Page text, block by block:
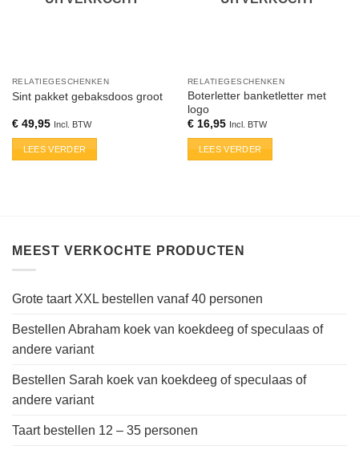
RELATIEGESCHENKEN
Sint pakket gebaksdoos groot
€49,95 Incl. BTW
LEES VERDER
RELATIEGESCHENKEN
Boterletter banketletter met
logo
€16,95 Incl. BTW
LEES VERDER
MEEST VERKOCHTE PRODUCTEN
Grote taart XXL bestellen vanaf 40 personen
Bestellen Abraham koek van koekdeeg of speculaas of
andere variant
Bestellen Sarah koek van koekdeeg of speculaas of
andere variant
Taart bestellen 12 – 35 personen